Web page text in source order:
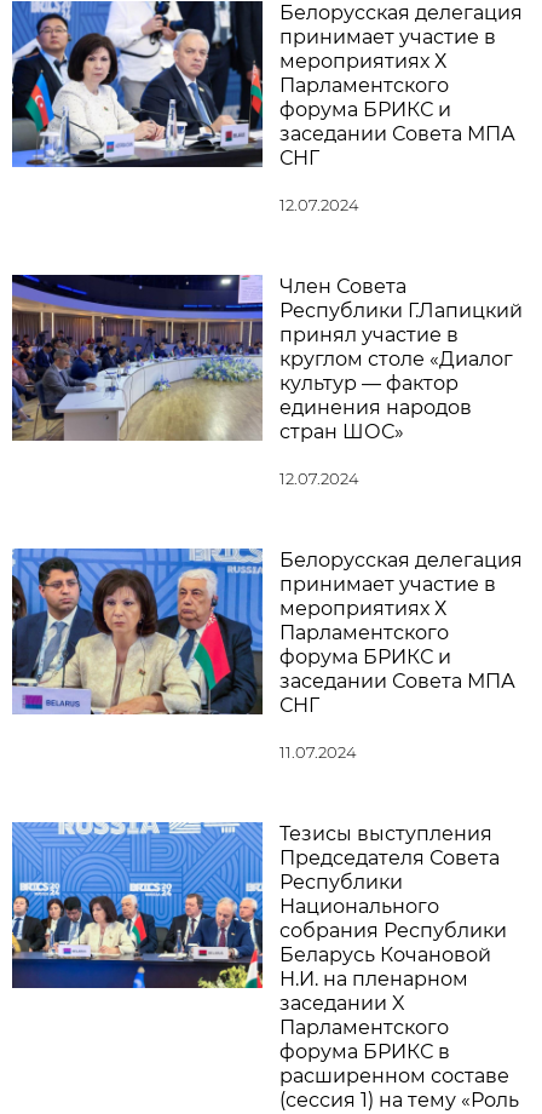
Белорусская делегация
принимает участие в
мероприятиях Х
Парламентского
форума БРИКС и
заседании Совета МПА
СНГ
12.07.2024
Член Совета
Республики Г.Лапицкий
принял участие в
круглом столе «Диалог
культур — фактор
единения народов
стран ШОС»
12.07.2024
Белорусская делегация
принимает участие в
мероприятиях Х
Парламентского
форума БРИКС и
заседании Совета МПА
СНГ
11.07.2024
Тезисы выступления
Председателя Совета
Республики
Национального
собрания Республики
Беларусь Кочановой
Н.И. на пленарном
заседании X
Парламентского
форума БРИКС в
расширенном составе
(сессия 1) на тему «Роль